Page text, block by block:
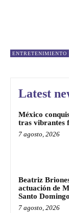
ENTRETENIMIENTO
Latest
México
tras vibrantes
7 agosto, 2026
Beatriz
actuación de
Santo
7 agosto, 2026